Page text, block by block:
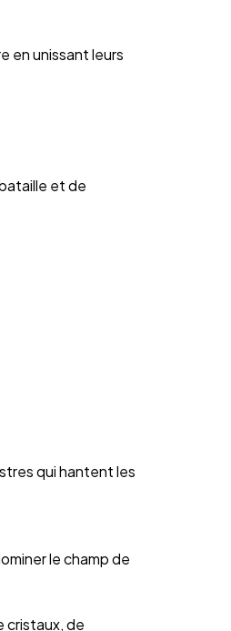
en unissant leurs
et de
qui hantent les
le champ de
cristaux, de